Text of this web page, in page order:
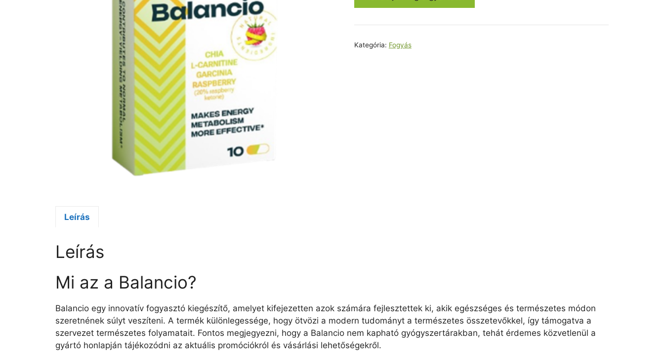
17800,00 Ft.8900,00 Ft.
Kategória: Fogyás
Leírás
Leírás
Mi az a Balancio?
Balancio egy innovatív fogyasztó kiegészítő, amelyet kifejezetten azok számára fejlesztettek ki, akik egészséges és természetes módon
szeretnének súlyt veszíteni. A termék különlegessége, hogy ötvözi a modern tudományt a természetes összetevőkkel, így támogatva a
szervezet természetes folyamatait. Fontos megjegyezni, hogy a Balancio nem kapható gyógyszertárakban, tehát érdemes közvetlenül a
gyártó honlapján tájékozódni az aktuális promóciókról és vásárlási lehetőségekről.